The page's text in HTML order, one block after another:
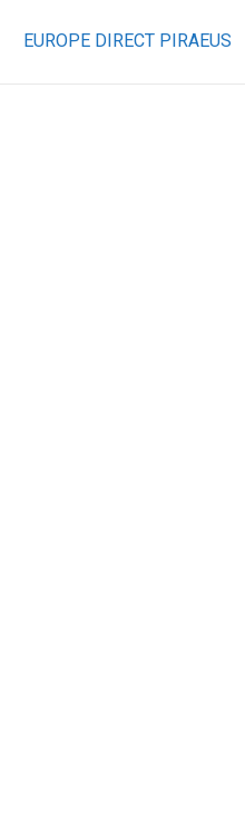
EUROPE DIRECT PIRAEUS